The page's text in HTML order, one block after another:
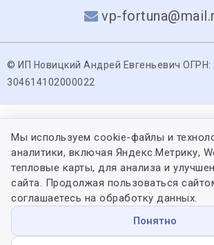
vp-
© ИП Новицкий Андрей Евгеньевич ОГРН:
304614102000022
Мы используем cookie-файлы и
аналитики, включая Яндекс.Метрику,
тепловые карты, для анализа и
сайта. Продолжая пользоваться
соглашаетесь на обработку данных.
Понятно